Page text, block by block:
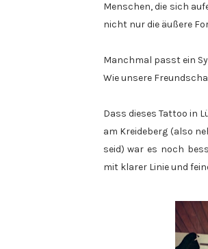
Menschen, die sich
nicht nur die äußere
Manchmal passt ein
Wie unsere
Dass dieses Tattoo in
am Kreideberg (also
seid) war es noch
mit klarer Linie und